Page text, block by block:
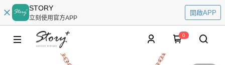
STORY
立刻使用官方APP
開啟APP
0